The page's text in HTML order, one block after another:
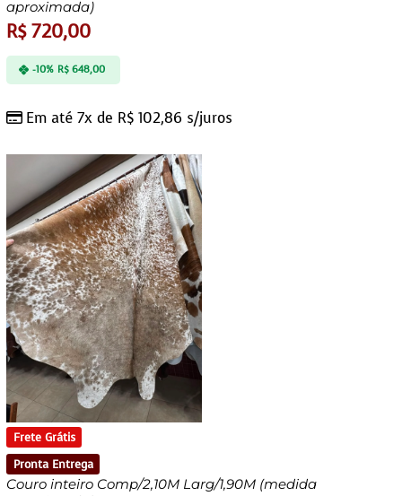
aproximada)
R$720,00
Em até 7x de R$ 102,86 s/juros
-10% R$648,00
Frete Grátis
Pronta Entrega
Couro inteiro Comp/2,10M Larg/1,90M (medida